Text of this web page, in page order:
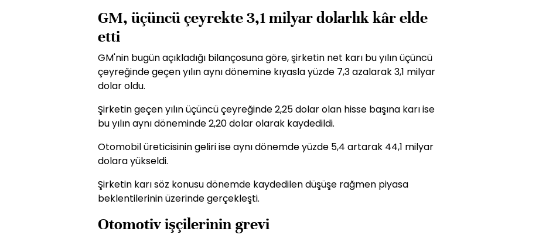
GM, üçüncü çeyrekte 3,1 milyar dolarlık kâr elde
etti
GM'nin bugün açıkladığı bilançosuna göre, şirketin net karı bu yılın üçüncü
çeyreğinde geçen yılın aynı dönemine kıyasla yüzde 7,3 azalarak 3,1 milyar
dolar oldu.
Şirketin geçen yılın üçüncü çeyreğinde 2,25 dolar olan hisse başına karı ise
bu yılın aynı döneminde 2,20 dolar olarak kaydedildi.
Otomobil üreticisinin geliri ise aynı dönemde yüzde 5,4 artarak 44,1 milyar
dolara yükseldi.
Şirketin karı söz konusu dönemde kaydedilen düşüşe rağmen piyasa
beklentilerinin üzerinde gerçekleşti.
Otomotiv işçilerinin grevi